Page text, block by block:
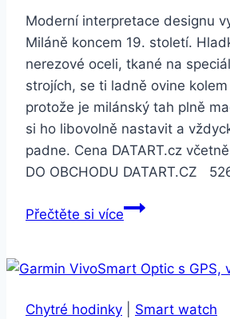
Moderní interpretace designu
Miláně koncem 19. století.
nerezové oceli, tkané na
strojích, se ti ladně ovine
protože je milánský tah plně
si ho libovolně nastavit a
padne. Cena DATART.cz
DO OBCHODU DATART.CZ
Přečtěte si víceApple
zlatý
tah
Chytré hodinky Smart watch